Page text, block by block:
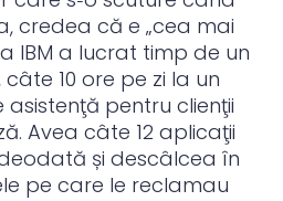
credea că e „cea mai
IBM a lucrat timp de un
10 ore pe zi la un
pentru clienţii
Avea câte 12 aplicaţii
și descâlcea în
pe care le reclamau